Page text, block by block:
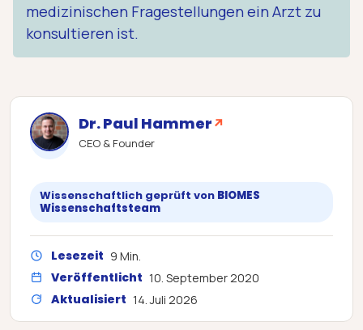
medizinischen Fragestellungen ein Arzt zu
konsultieren ist.
Dr. Paul Hammer↗
CEO & Founder
Wissenschaftlich geprüft von BIOMES
Wissenschaftsteam
Lesezeit 9 Min.
Veröffentlicht 10. September 2020
Aktualisiert 14. Juli 2026